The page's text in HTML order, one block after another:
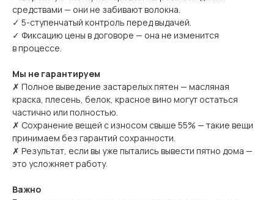
средствами — они не забивают волокна.
✓ 5-ступенчатый контроль перед выдачей.
✓ Фиксацию цены в договоре — она не изменится
в процессе.
Мы не гарантируем
✗ Полное выведение застарелых пятен — масляная
краска, плесень, белок, красное вино могут остаться
частично или полностью.
✗ Сохранение вещей с износом свыше 55% — такие вещи
принимаем без гарантий сохранности.
✗ Результат, если вы уже пытались вывести пятно дома —
это усложняет работу.
Важно